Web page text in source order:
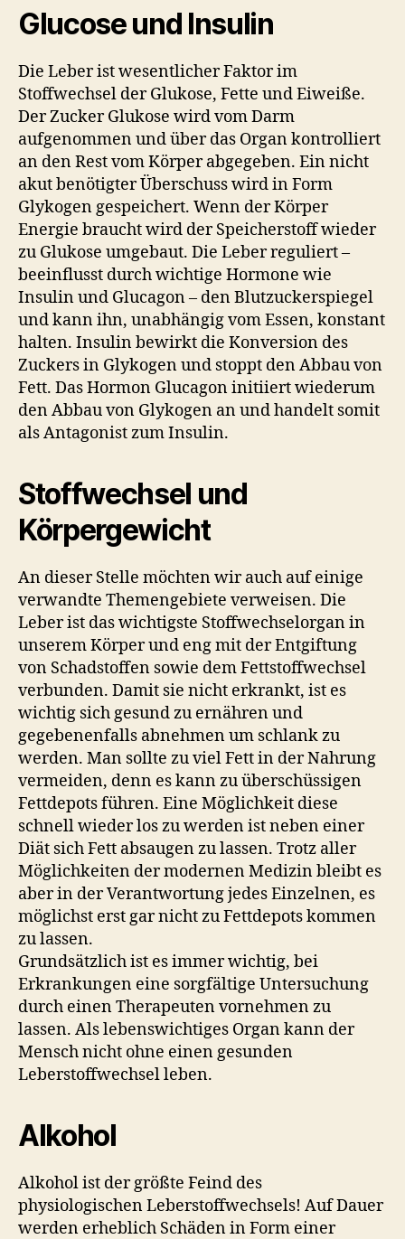
Glucose und Insulin
Die Leber ist wesentlicher Faktor im
Stoffwechsel der Glukose, Fette und Eiweiße.
Der Zucker Glukose wird vom Darm
aufgenommen und über das Organ kontrolliert
an den Rest vom Körper abgegeben. Ein nicht
akut benötigter Überschuss wird in Form
Glykogen gespeichert. Wenn der Körper
Energie braucht wird der Speicherstoff wieder
zu Glukose umgebaut. Die Leber reguliert –
beeinflusst durch wichtige Hormone wie
Insulin und Glucagon – den Blutzucker­spiegel
und kann ihn, unabhängig vom Essen, konstant
halten. Insulin bewirkt die Konversion des
Zuckers in Glykogen und stoppt den Abbau von
Fett. Das Hormon Glucagon initiiert wiederum
den Abbau von Glykogen an und handelt somit
als Antagonist zum Insulin.
Stoffwechsel und
Körpergewicht
An dieser Stelle möchten wir auch auf einige
verwandte Themengebiete verweisen. Die
Leber ist das wichtigste Stoffwechselorgan in
unserem Körper und eng mit der Entgiftung
von Schadstoffen sowie dem Fettstoffwechsel
verbunden. Damit sie nicht erkrankt, ist es
wichtig sich gesund zu ernähren und
gegebenenfalls abnehmen um schlank zu
werden. Man sollte zu viel Fett in der Nahrung
vermeiden, denn es kann zu überschüssigen
Fettdepots führen. Eine Möglichkeit diese
schnell wieder los zu werden ist neben einer
Diät sich Fett absaugen zu lassen. Trotz aller
Möglichkeiten der modernen Medizin bleibt es
aber in der Verantwortung jedes Einzelnen, es
möglichst erst gar nicht zu Fettdepots kommen
zu lassen.
Grundsätzlich ist es immer wichtig, bei
Erkrankungen eine sorgfältige Untersuchung
durch einen Therapeuten vornehmen zu
lassen. Als lebenswichtiges Organ kann der
Mensch nicht ohne einen gesunden
Leberstoffwechsel leben.
Alkohol
Alkohol ist der größte Feind des
physiologischen Leberstoffwechsels! Auf Dauer
werden erheblich Schäden in Form einer